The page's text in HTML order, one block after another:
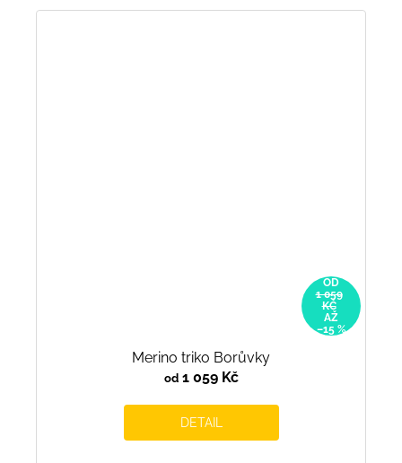
OD
1 059
KČ
AŽ
–15 %
Merino triko Borůvky
od1 059 Kč
DETAIL